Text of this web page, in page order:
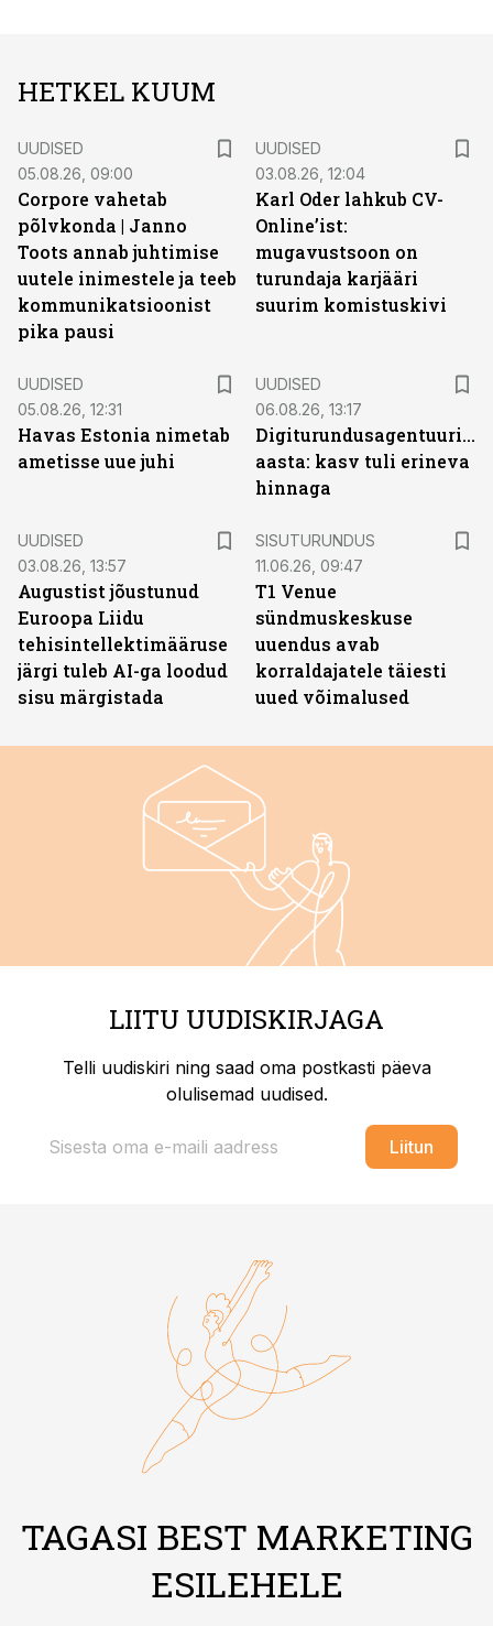
HETKEL KUUM
UUDISED
05.08.26, 09:00
Corpore vahetab
põlvkonda | Janno
Toots annab juhtimise
uutele inimestele ja teeb
kommunikatsioonist
pika pausi
UUDISED
03.08.26, 12:04
Karl Oder lahkub CV-
Online’ist:
mugavustsoon on
turundaja karjääri
suurim komistuskivi
UUDISED
05.08.26, 12:31
Havas Estonia nimetab
ametisse uue juhi
UUDISED
06.08.26, 13:17
Digiturundusagentuuride
aasta: kasv tuli erineva
hinnaga
UUDISED
03.08.26, 13:57
Augustist jõustunud
Euroopa Liidu
tehisintellektimääruse
järgi tuleb AI-ga loodud
sisu märgistada
SISUTURUNDUS
11.06.26, 09:47
T1 Venue
sündmuskeskuse
uuendus avab
korraldajatele täiesti
uued võimalused
LIITU UUDISKIRJAGA
Telli uudiskiri ning saad oma postkasti päeva
olulisemad uudised.
Liitun
TAGASI BEST MARKETING
ESILEHELE